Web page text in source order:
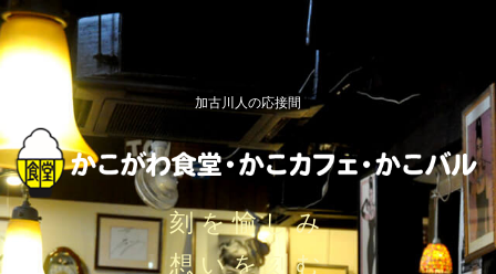
加古川人の応接間
刻を愉しみ
想いを刻む